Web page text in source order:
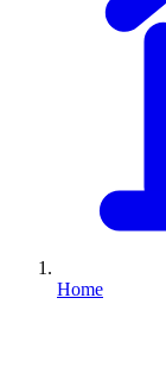
Home